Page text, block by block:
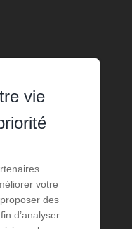
vie
votre
des
d’analyser